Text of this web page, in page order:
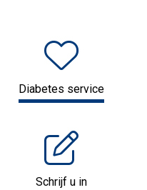
Diabetes service
Schrijf u in